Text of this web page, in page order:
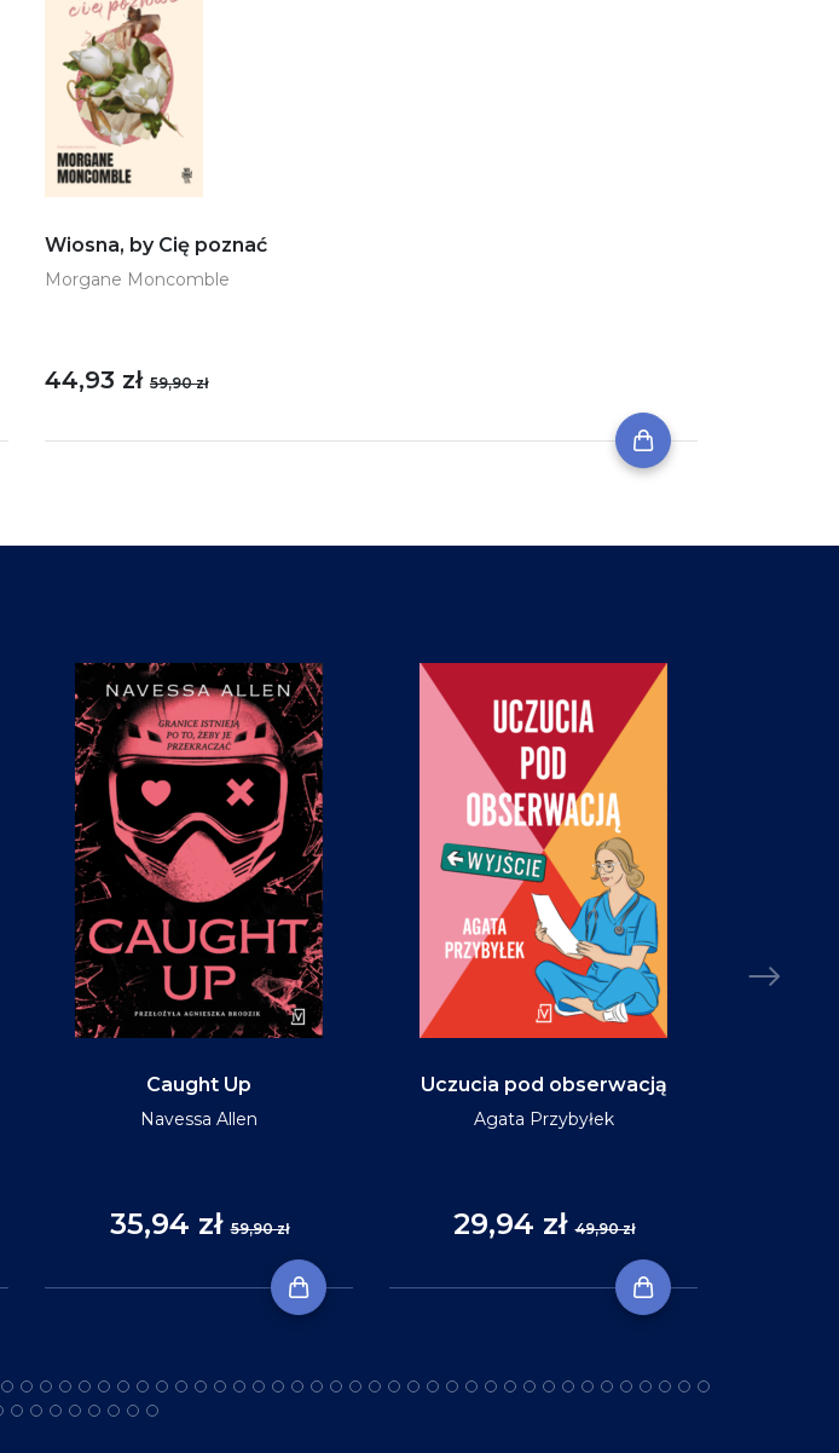
Wiosna, by Cię poznać
Morgane Moncomble
44,93 zł 59,90 zł
Caught Up
Navessa Allen
35,94 zł59,90 zł
Uczucia pod obserwacją
Agata Przybyłek
29,94 zł49,90 zł